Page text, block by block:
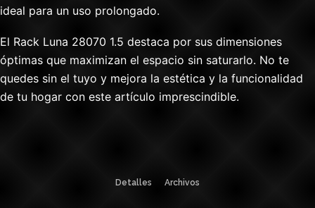
ideal para un uso prolongado.
El Rack Luna 28070 1.5 destaca por sus dimensiones
óptimas que maximizan el espacio sin saturarlo. No te
quedes sin el tuyo y mejora la estética y la funcionalidad
de tu hogar con este artículo imprescindible.
Detalles Archivos